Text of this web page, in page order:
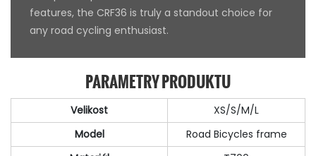
features, the CRF36 is truly a standout choice for
any road cycling enthusiast.
PARAMETRY PRODUKTU
Velikost
XS/S/M/L
Model
Road Bicycles frame